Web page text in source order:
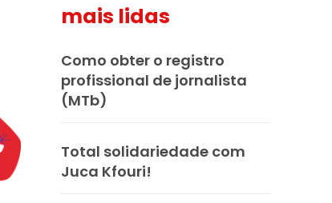
mais lidas
Como obter o registro
profissional de jornalista
(MTb)
Total solidariedade com
Juca Kfouri!